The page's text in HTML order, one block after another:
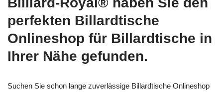
perfekten Billardtische
Onlineshop für Billardtische in
Ihrer Nähe gefunden.
Suchen Sie schon lange zuverlässige Billardtische Onlineshop